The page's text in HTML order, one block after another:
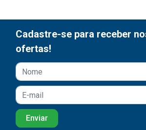
Cadastre-se para receber
ofertas!